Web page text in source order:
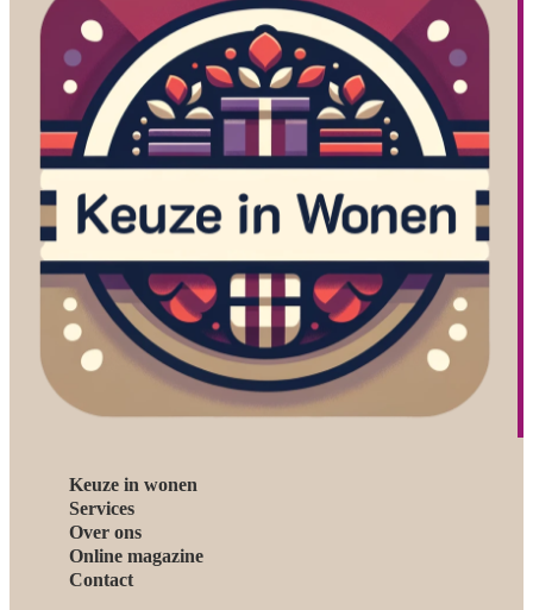
Keuze in wonen
Services
Over ons
Online magazine
Contact